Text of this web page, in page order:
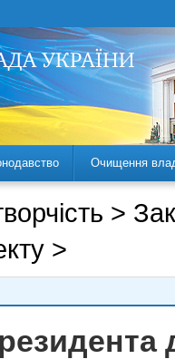
Очищення
>
>